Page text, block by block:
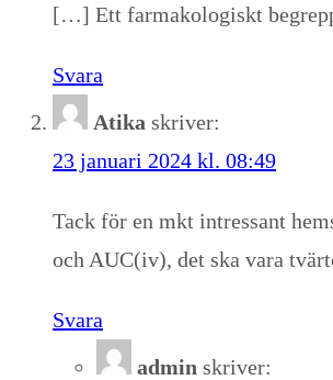
[…] Ett farmakologiskt
Svara
Atika skriver:
23 januari 2024 kl. 08:49
Tack för en mkt intressant
och AUC(iv), det ska vara
Svara
admin skriver: